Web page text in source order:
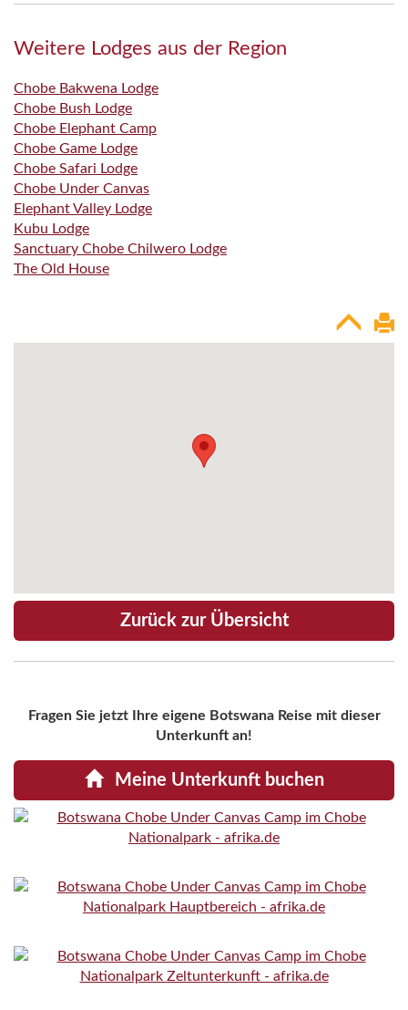
Weitere Lodges aus der Region
Chobe Bakwena Lodge
Chobe Bush Lodge
Chobe Elephant Camp
Chobe Game Lodge
Chobe Safari Lodge
Chobe Under Canvas
Elephant Valley Lodge
Kubu Lodge
Sanctuary Chobe Chilwero Lodge
The Old House
Zurück zur Übersicht
Fragen Sie jetzt Ihre eigene Botswana Reise mit dieser
Unterkunft an!
Meine Unterkunft buchen